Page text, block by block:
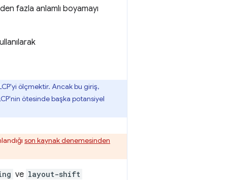
fazla anlamlı boyamayı
ölçmektir. Ancak bu giriş,
ötesinde başka potansiyel
son kaynak denemesinden
ve layout-shift